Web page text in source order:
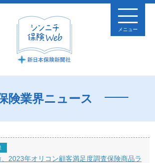
メニュー
険業界ニュース
2023年オリコン顧客満足度調査保険商品ラ